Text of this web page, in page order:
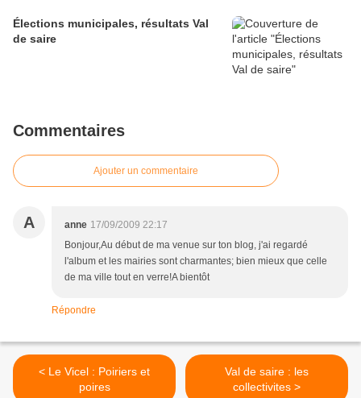
Élections municipales, résultats Val
de saire
Commentaires
Ajouter un commentaire
A anne 17/09/2009 22:17
Bonjour,Au début de ma venue sur ton blog, j'ai regardé
l'album et les mairies sont charmantes; bien mieux que celle
de ma ville tout en verre!A bientôt
Répondre
< Le Vicel : Poiriers et
poires
Val de saire : les
collectivites >